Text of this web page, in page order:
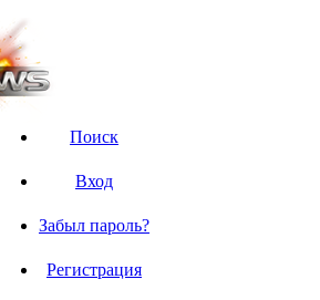
Поиск
Вход
Забыл пароль?
Регистрация